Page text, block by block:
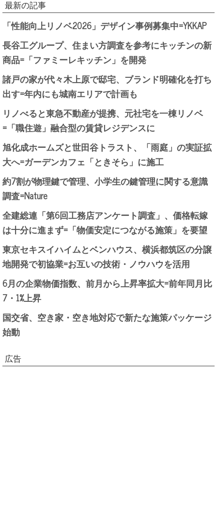
最新の記事
「性能向上リノベ2026」デザイン事例募集中=YKKAP
長谷工グループ、住まい方調査を参考にキッチンの新
商品=「ファミーレキッチン」を開発
諸戸の家が代々木上原で邸宅、ブランド明確化を打ち
出す=年内にも城南エリアで計画も
リノべると東急不動産が提携、元社宅を一棟リノベ
=「職住遊」融合型の賃貸レジデンスに
旭化成ホームズと世田谷トラスト、「雨庭」の実証拡
大へ=ガーデンカフェ「ときそら」に施工
約7割が物理鍵で管理、小学生の鍵管理に関する意識
調査=Nature
全建総連「第6回工務店アンケート調査」、価格転嫁
は十分に進まず=「物価安定につながる施策」を要望
東京セキスイハイムとベンハウス、横浜都筑区の分譲
地開発で初協業=お互いの技術・ノウハウを活用
6月の企業物価指数、前月から上昇率拡大=前年同月比
7・1%上昇
国交省、空き家・空き地対応で新たな施策パッケージ
始動
広告